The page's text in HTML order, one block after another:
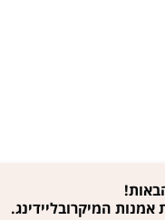
המיקרובליידינג.